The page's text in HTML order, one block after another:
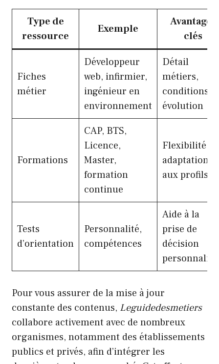
Type de
ressource
Exemple
Avantages
clés
Fiches
métier
Développeur
web, infirmier,
ingénieur en
environnement
Détail
métiers,
conditions,
évolution
Formations
CAP, BTS,
Licence,
Master,
formation
continue
Flexibilité,
adaptation
aux profils
Tests
d’orientation
Personnalité,
compétences
Aide à la
prise de
décision
Pour vous assurer de la mise à jour
constante des contenus, Leguidedesmetiers
collabore activement avec de nombreux
organismes, notamment des établissements
publics et privés, afin d’intégrer les